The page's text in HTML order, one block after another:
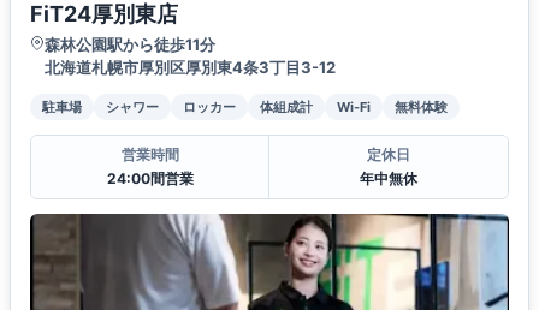
FiT24厚別東店
森林公園駅から徒歩11分
北海道札幌市厚別区厚別東4条3丁目3-12
駐車場 シャワー ロッカー 体組成計 Wi-Fi 無料体験
営業時間
24:00間営業
定休日
年中無休